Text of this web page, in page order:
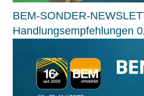
BEM-SONDER-
Handlungsempfehlungen